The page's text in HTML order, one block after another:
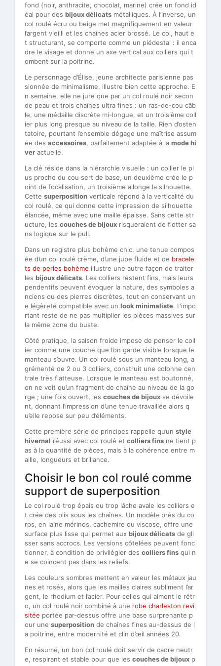
fond (noir, anthracite, chocolat, marine) crée un fond id
éal pour des bijoux délicats métalliques. À l’inverse, un
col roulé écru ou beige met magnifiquement en valeur
l’argent vieilli et les chaînes acier brossé. Le col, haut e
t structurant, se comporte comme un piédestal : il enca
dre le visage et donne un axe vertical aux colliers qui t
ombent sur la poitrine.
Le personnage d’Élise, jeune architecte parisienne pas
sionnée de minimalisme, illustre bien cette approche. E
n semaine, elle ne jure que par un col roulé noir secon
de peau et trois chaînes ultra fines : un ras-de-cou câb
le, une médaille discrète mi-longue, et un troisième coll
ier plus long presque au niveau de la taille. Rien d’osten
tatoire, pourtant l’ensemble dégage une maîtrise assum
ée des accessoires, parfaitement adaptée à la mode hi
ver actuelle.
La clé réside dans la hiérarchie visuelle : un collier le pl
us proche du cou sert de base, un deuxième crée le p
oint de focalisation, un troisième allonge la silhouette.
Cette superposition verticale répond à la verticalité du
col roulé, ce qui donne cette impression de silhouette
élancée, même avec une maille épaisse. Sans cette str
ucture, les couches de bijoux risqueraient de flotter sa
ns logique sur le pull.
Dans un registre plus bohème chic, une tenue compos
ée d’un col roulé crème, d’une jupe fluide et de bracele
ts de perles bohème illustre une autre façon de traiter
les bijoux délicats. Les colliers restent fins, mais leurs
pendentifs peuvent évoquer la nature, des symboles a
nciens ou des pierres discrètes, tout en conservant un
e légèreté compatible avec un look minimaliste. L’impo
rtant reste de ne pas multiplier les pièces massives sur
la même zone du buste.
Côté pratique, la saison froide impose de penser le coll
ier comme une couche que l’on garde visible lorsque le
manteau s’ouvre. Un col roulé sous un manteau long, a
grémenté de 2 ou 3 colliers, construit une colonne cen
trale très flatteuse. Lorsque le manteau est boutonné,
on ne voit qu’un fragment de chaîne au niveau de la go
rge ; une fois ouvert, les couches de bijoux se dévoile
nt, donnant l’impression d’une tenue travaillée alors q
u’elle repose sur peu d’éléments.
Cette première série de principes rappelle qu’un style
hivernal réussi avec col roulé et colliers fins ne tient p
as à la quantité de pièces, mais à la cohérence entre m
aille, longueurs et brillance.
Choisir le bon col roulé comme
support de superposition
Le col roulé trop épais ou trop lâche avale les colliers e
t crée des plis sous les chaînes. Un modèle près du co
rps, en laine mérinos, cachemire ou viscose, offre une
surface plus lisse qui permet aux bijoux délicats de gli
sser sans accrocs. Les versions côtelées peuvent fonc
tionner, à condition de privilégier des colliers fins qui n
e se coincent pas dans les reliefs.
Les couleurs sombres mettent en valeur les métaux jau
nes et rosés, alors que les mailles claires subliment l’ar
gent, le rhodium et l’acier. Pour celles qui aiment le rétr
o, un col roulé noir combiné à une robe charleston revi
sitée portée par-dessus offre une base surprenante p
our une superposition de chaînes fines au-dessus de l
a poitrine, entre modernité et clin d’œil années 20.
En résumé, un bon col roulé doit servir de cadre neutr
e, respirant et stable pour que les couches de bijoux p